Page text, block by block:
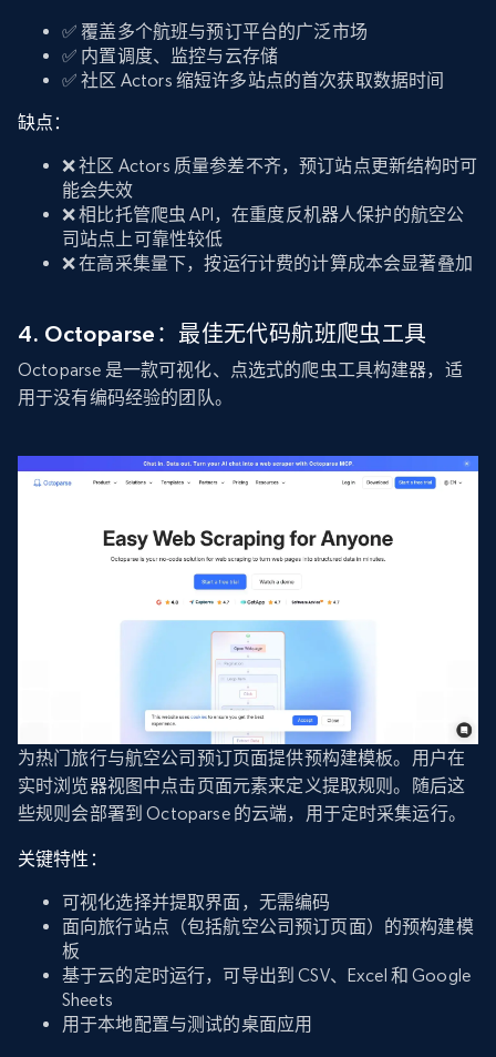
✅ 覆盖多个航班与预订平台的广泛市场
✅ 内置调度、监控与云存储
✅ 社区 Actors 缩短许多站点的首次获取数据时间
缺点：
❌ 社区 Actors 质量参差不齐，预订站点更新结构时可
能会失效
❌ 相比托管爬虫 API，在重度反机器人保护的航空公
司站点上可靠性较低
❌ 在高采集量下，按运行计费的计算成本会显著叠加
4. Octoparse：最佳无代码航班爬虫工具
Octoparse 是一款可视化、点选式的爬虫工具构建器，适
用于没有编码经验的团队。
为热门旅行与航空公司预订页面提供预构建模板。用户在
实时浏览器视图中点击页面元素来定义提取规则。随后这
些规则会部署到 Octoparse 的云端，用于定时采集运行。
关键特性：
可视化选择并提取界面，无需编码
面向旅行站点（包括航空公司预订页面）的预构建模
板
基于云的定时运行，可导出到 CSV、Excel 和 Google
Sheets
用于本地配置与测试的桌面应用